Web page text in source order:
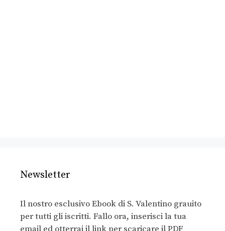
Newsletter
Il nostro esclusivo Ebook di S. Valentino grauito
per tutti gli iscritti. Fallo ora, inserisci la tua